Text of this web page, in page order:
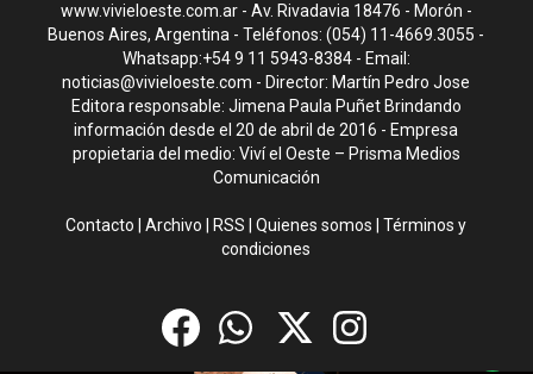
www.vivieloeste.com.ar - Av. Rivadavia 18476 - Morón -
Buenos Aires, Argentina - Teléfonos: (054) 11-4669.3055 -
Whatsapp:+54 9 11 5943-8384 - Email:
noticias@vivieloeste.com - Director: Martín Pedro Jose
Editora responsable: Jimena Paula Puñet Brindando
información desde el 20 de abril de 2016 - Empresa
propietaria del medio: Viví el Oeste – Prisma Medios
Comunicación
Contacto |Archivo RSS |Quienes somos |Términos y
condiciones